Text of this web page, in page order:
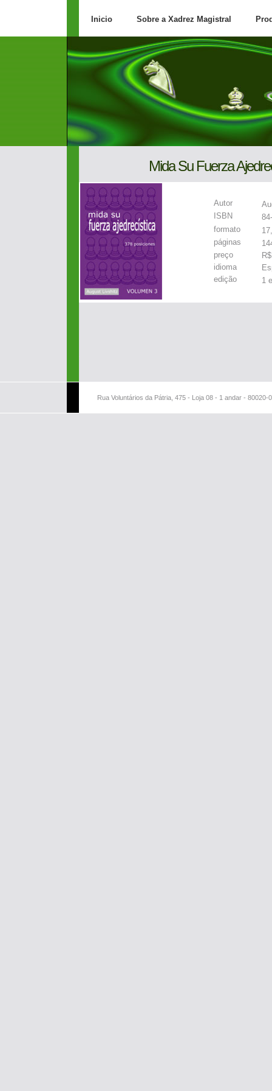
Inicio Sobre a Xadrez Magistral
Mida Su Fuerza
Autor
ISBN
formato
páginas
preço
idioma
edição
1
Rua Voluntários da Pátria, 475 - Loja 08 - 1 andar - 80020-